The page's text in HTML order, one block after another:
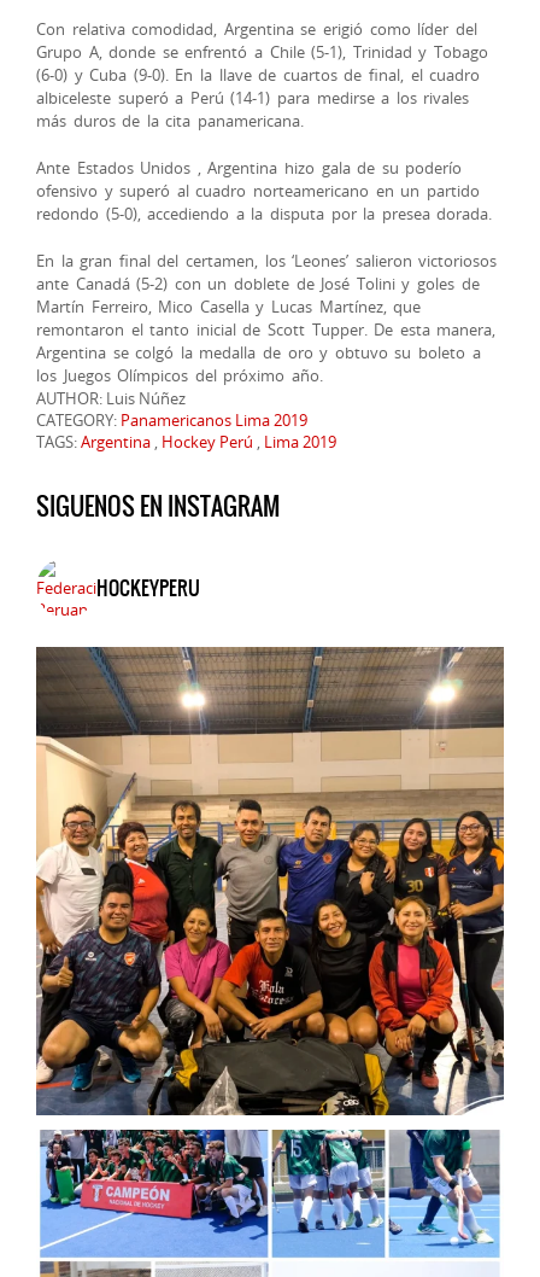
Con relativa comodidad, Argentina se erigió como líder del
Grupo A, donde se enfrentó a Chile (5-1), Trinidad y Tobago
(6-0) y Cuba (9-0). En la llave de cuartos de final, el cuadro
albiceleste superó a Perú (14-1) para medirse a los rivales
más duros de la cita panamericana.
Ante Estados Unidos , Argentina hizo gala de su poderío
ofensivo y superó al cuadro norteamericano en un partido
redondo (5-0), accediendo a la disputa por la presea dorada.
En la gran final del certamen, los ‘Leones’ salieron victoriosos
ante Canadá (5-2) con un doblete de José Tolini y goles de
Martín Ferreiro, Mico Casella y Lucas Martínez, que
remontaron el tanto inicial de Scott Tupper. De esta manera,
Argentina se colgó la medalla de oro y obtuvo su boleto a
los Juegos Olímpicos del próximo año.
AUTHOR: Luis Núñez
CATEGORY: Panamericanos Lima 2019
TAGS:Argentina , Hockey Perú , Lima 2019
SIGUENOS EN INSTAGRAM
HOCKEYPERU